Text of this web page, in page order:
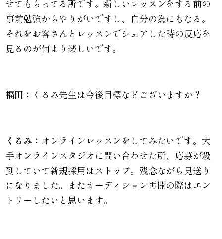
せてもらってる所です。新しいレッスンをする前の
事前勉強からやりがいですし、自分の為にもなる。
それをお客さんとレッスンでシェアした時の反応を
見るのが何より楽しいです。
福田： くるみ先生は今後目標などございますか？
くるみ： オンラインレッスンをしてみたいです。大
手オンラインスタジオに問い合わせた所、応募が殺
到していて新規採用はストップ。残念ながら見送り
になりました。またオーディション再開の際はエン
トリーしたいと思います。